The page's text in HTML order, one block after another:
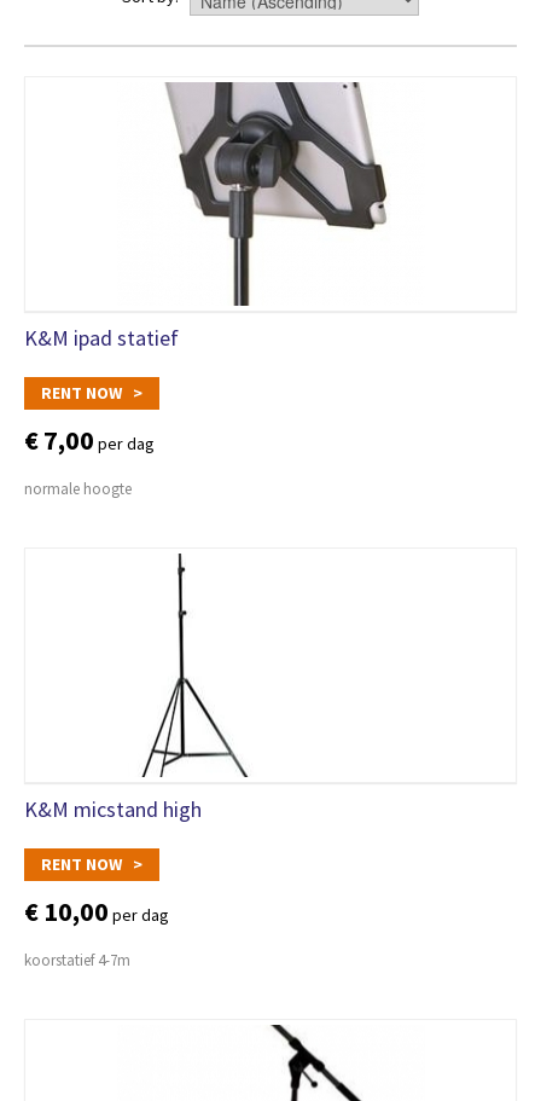
K&M ipad statief
RENT NOW >
€ 7,00 per dag
normale hoogte
K&M micstand high
RENT NOW >
€ 10,00 per dag
koorstatief 4-7m